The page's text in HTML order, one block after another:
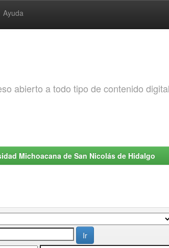
Ayuda
abierto a todo tipo de contenido
Michoacana de San Nicolás de Hidalgo